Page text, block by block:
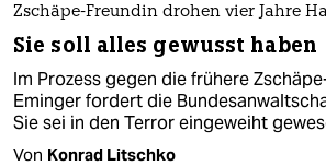
Zschäpe-Freundin drohen vier Jahre
Sie soll alles gewusst haben
Im Prozess gegen die frühere
Eminger fordert die
Sie sei in den Terror eingeweiht
Von Konrad Litschko